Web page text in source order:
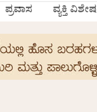
ಪ್ರವಾಸ ವ್ಯಕ್ತಿ ವಿಶೇಷ